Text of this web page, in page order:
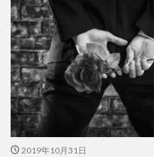
2019年10月31日